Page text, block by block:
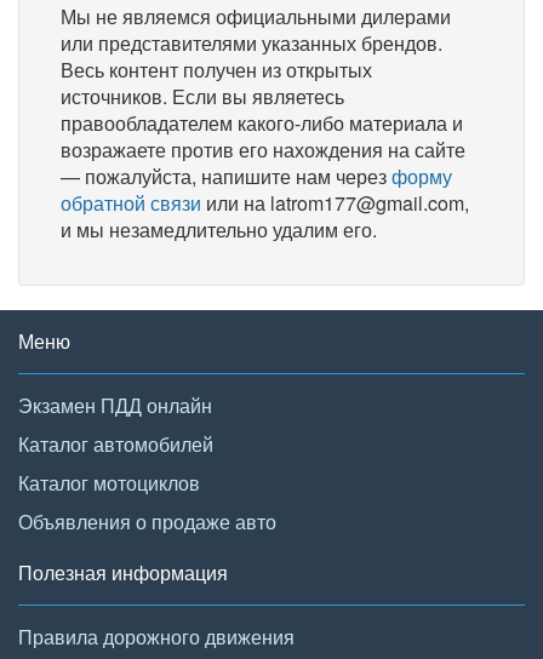
Мы не являемся официальными дилерами
или представителями указанных брендов.
Весь контент получен из открытых
источников. Если вы являетесь
правообладателем какого-либо материала и
возражаете против его нахождения на сайте
— пожалуйста, напишите нам черезформу
обратной связи или на latrom177@gmail.com,
и мы незамедлительно удалим его.
Меню
Экзамен ПДД онлайн
Каталог автомобилей
Каталог мотоциклов
Объявления о продаже авто
Полезная информация
Правила дорожного движения